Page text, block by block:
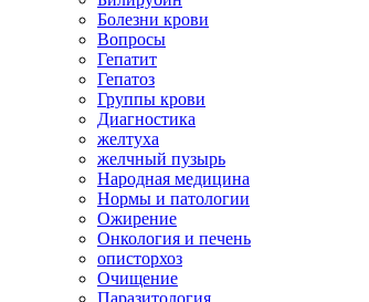
Болезни крови
Вопросы
Гепатит
Гепатоз
Группы крови
Диагностика
желтуха
желчный пузырь
Народная медицина
Нормы и патологии
Ожирение
Онкология и печень
описторхоз
Очищение
Паразитология